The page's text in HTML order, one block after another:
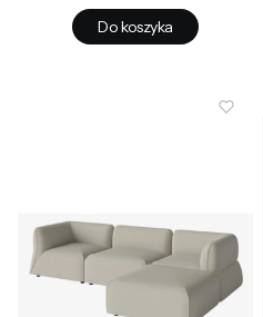
Do koszyka